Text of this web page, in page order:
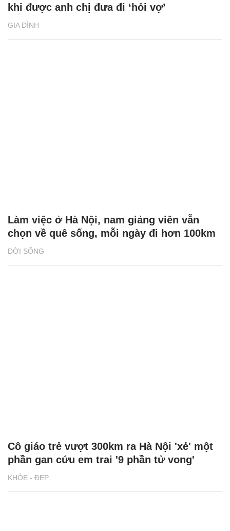
GIA ĐÌNH
khi được anh chị đưa đi ‘hỏi vợ’
ĐỜI SỐNG
Làm việc ở Hà Nội, nam giảng viên vẫn
chọn về quê sống, mỗi ngày đi hơn 100km
KHỎE - ĐẸP
Cô giáo trẻ vượt 300km ra Hà Nội 'xẻ' một
phần gan cứu em trai '9 phần tử vong'